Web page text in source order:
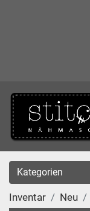
Kategorien
Inventar Neu